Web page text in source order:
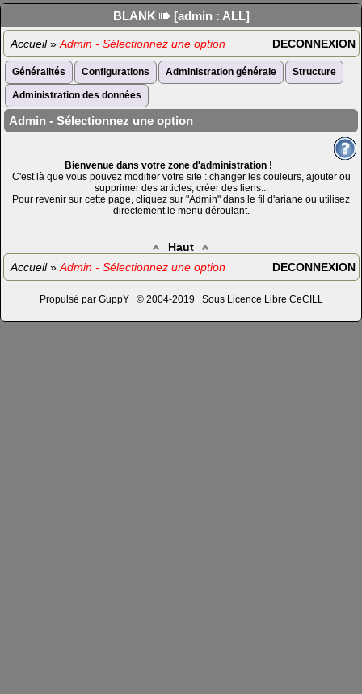
BLANK [admin : ALL]
Accueil» Admin - Sélectionnez une option DECONNEXION
Généralités Configurations Administration générale Structure
Administration des données
Admin - Sélectionnez une option
Bienvenue dans votre zone d'administration !
C'est là que vous pouvez modifier votre site : changer les couleurs, ajouter ou
supprimer des articles, créer des liens...
Pour revenir sur cette page, cliquez sur "Admin" dans le fil d'ariane ou utilisez
directement le menu déroulant.
Haut
Accueil» Admin - Sélectionnez une option DECONNEXION
Propulsé par GuppY © 2004-2019 Sous Licence Libre CeCILL